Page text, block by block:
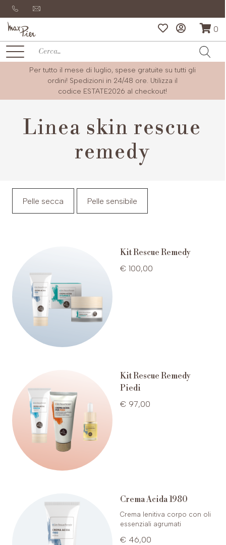
0
Per tutto il mese di luglio, spese gratuite su tutti gli
ordini! Spedizioni in 24/48 ore. Utilizza il
codice ESTATE2026 al checkout!
Linea skin rescue
remedy
Pelle secca Pelle sensibile
Kit Rescue Remedy
€ 100,00
Kit Rescue Remedy
Piedi
€ 97,00
Crema Acida 1980
Crema lenitiva corpo con oli
essenziali agrumati
€ 46,00